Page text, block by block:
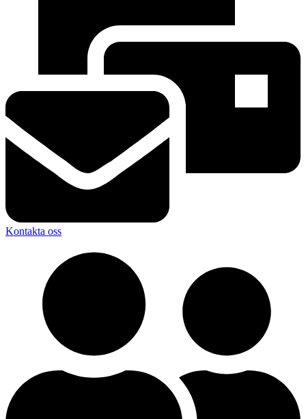
Kontakta oss